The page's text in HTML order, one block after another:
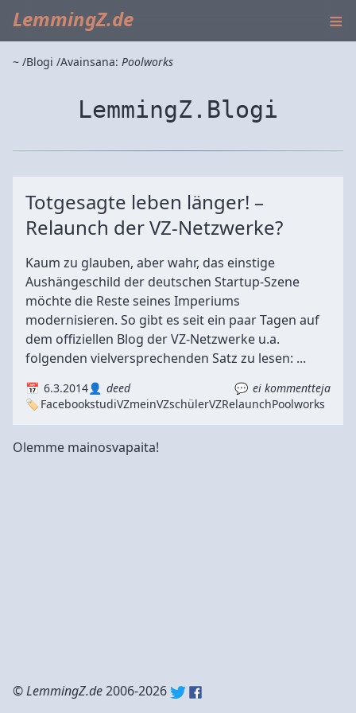
LemmingZ.de ≡
~ Blogi Avainsana: Poolworks
LemmingZ.Blogi
Totgesagte leben länger! –
Relaunch der VZ-Netzwerke?
Kaum zu glauben, aber wahr, das einstige
Aushängeschild der deutschen Startup-Szene
möchte die Reste seines Imperiums
modernisieren. So gibt es seit ein paar Tagen auf
dem offiziellen Blog der VZ-Netzwerke u.a.
folgenden vielversprechenden Satz zu lesen: ...
6.3.2014 deed
ei kommentteja
FacebookstudiVZmeinVZschülerVZRelaunchPoolworks
Olemme mainosvapaita!
©LemmingZ.de2006-2026